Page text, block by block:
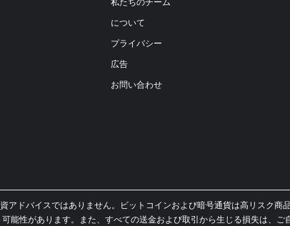
について
プライバシー
広告
お問い合わせ
ドバイスではありません。ビットコインおよび暗号通貨は高リスク商
性があります。また、すべての送金および取引から生じる損失は、ご